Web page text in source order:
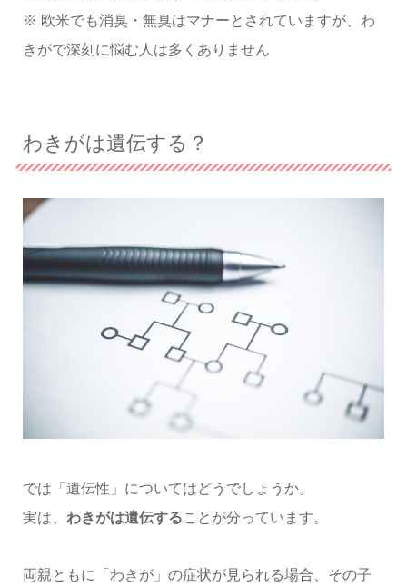
※ 欧米でも消臭・無臭はマナーとされていますが、わ
きがで深刻に悩む人は多くありません
わきがは遺伝する？
では「遺伝性」についてはどうでしょうか。
実は、 わきがは遺伝することが分っています。
両親ともに「わきが」の症状が見られる場合、その子